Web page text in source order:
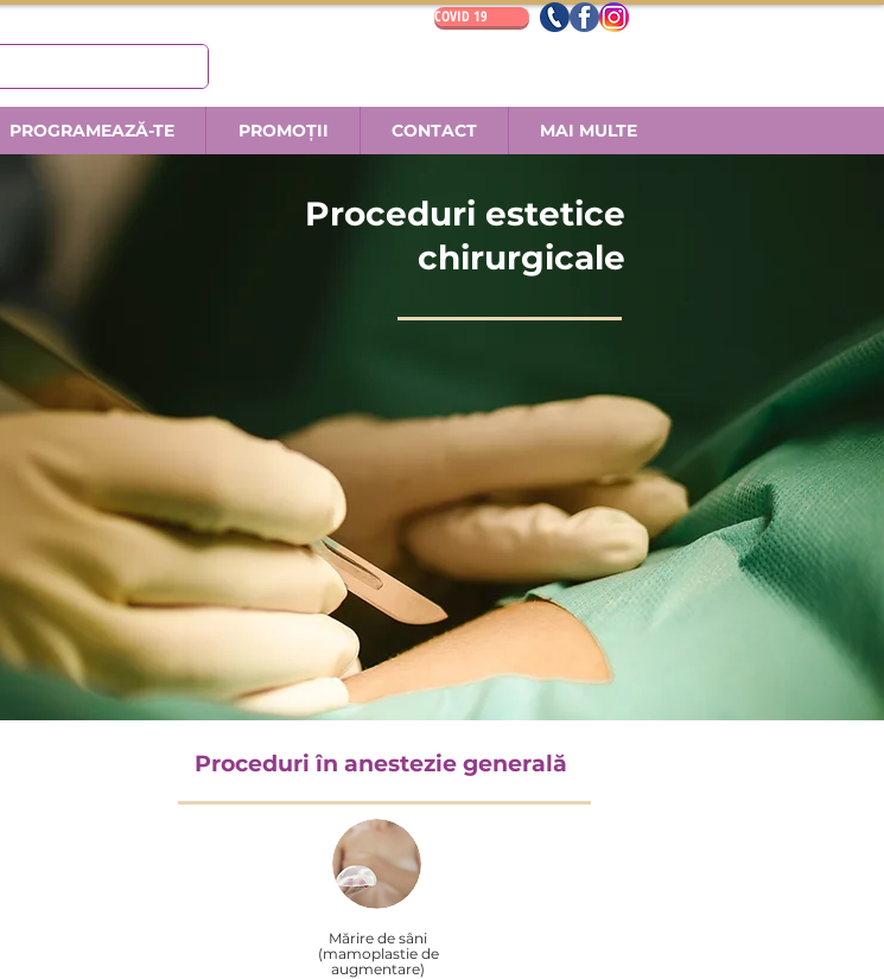
COVID 19
PROGRAMEAZĂ-TE PROMOȚII CONTACT MAI MULTE
Proceduri estetice
chirurgicale
Despre proceduri
Proceduri în anestezie generală
Mărire de sâni
(mamoplastie de
augmentare)